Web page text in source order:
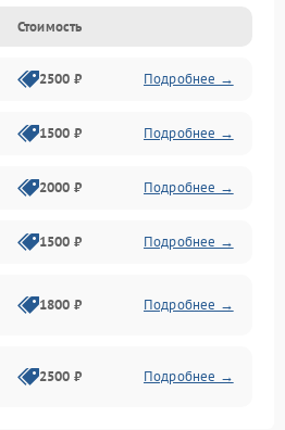
Стоимость
2500 ₽ Подробнее →
1500 ₽ Подробнее →
2000 ₽ Подробнее →
1500 ₽ Подробнее →
1800 ₽ Подробнее →
2500 ₽ Подробнее →